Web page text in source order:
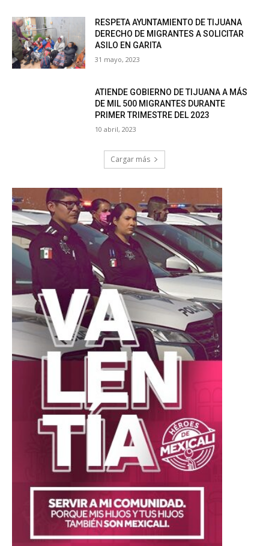
RESPETA AYUNTAMIENTO DE TIJUANA
DERECHO DE MIGRANTES A SOLICITAR
ASILO EN GARITA
31 mayo, 2023
ATIENDE GOBIERNO DE TIJUANA A MÁS
DE MIL 500 MIGRANTES DURANTE
PRIMER TRIMESTRE DEL 2023
10 abril, 2023
Cargar más